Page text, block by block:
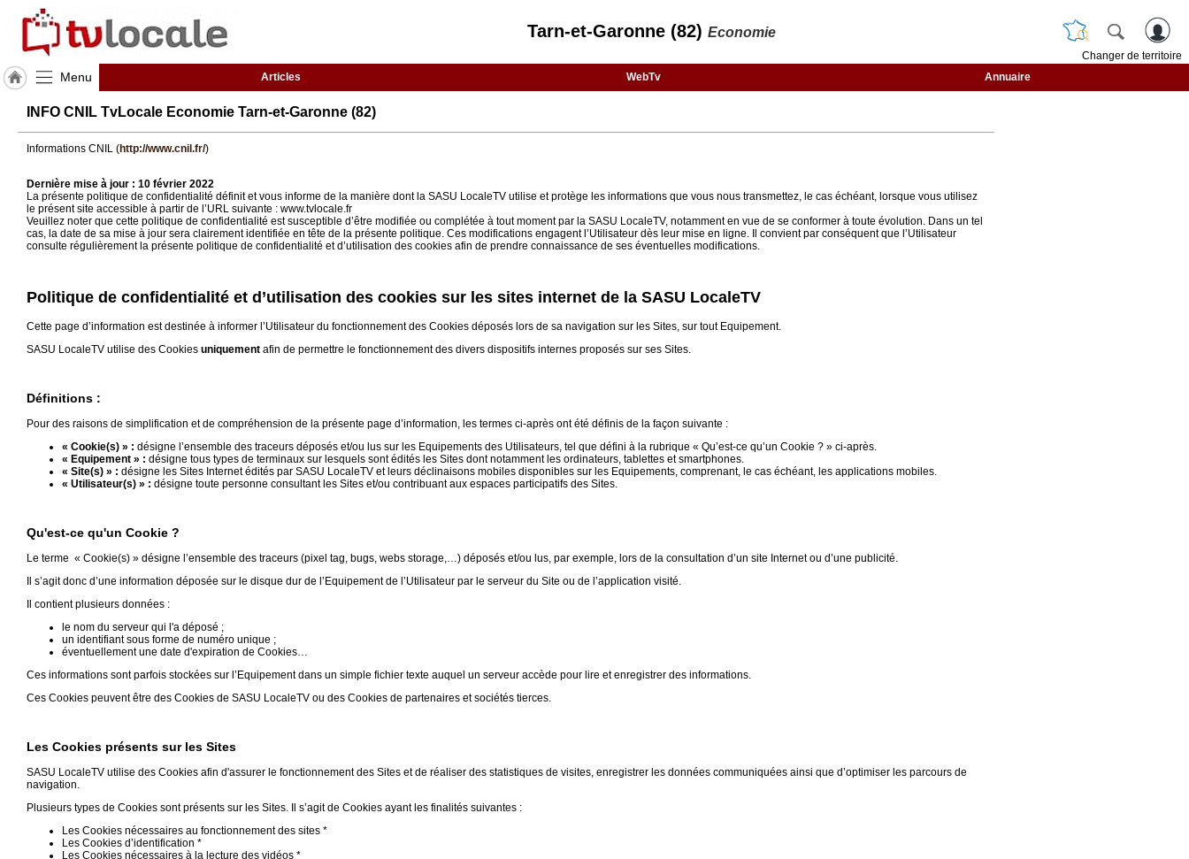
Tarn-et-Garonne (82) Economie
Changer de territoire
Menu Articles WebTv Annuaire
J'adhère
Hulcoq
Tarn-
Garonne
RUBRIQUES
Gazette
Blogs
Prémium
Inscription
annuaire
éditeur
INFO CNIL TvLocale Economie Tarn-et-Garonne (82)
Informations CNIL (http://www.cnil.fr/)
Dernière mise à jour : 10 février 2022
La présente politique de confidentialité définit et vous informe de la manière dont la SASU LocaleTV utilise et protège les informations que vous nous transmettez, le cas échéant, lorsque vous utilisez
le présent site accessible à partir de l’URL suivante : www.tvlocale.fr
Veuillez noter que cette politique de confidentialité est susceptible d’être modifiée ou complétée à tout moment par la SASU LocaleTV, notamment en vue de se conformer à toute évolution. Dans un tel
cas, la date de sa mise à jour sera clairement identifiée en tête de la présente politique. Ces modifications engagent l’Utilisateur dès leur mise en ligne. Il convient par conséquent que l’Utilisateur
consulte régulièrement la présente politique de confidentialité et d’utilisation des cookies afin de prendre connaissance de ses éventuelles modifications.
Politique de confidentialité et d’utilisation des cookies sur les sites internet de la SASU LocaleTV
Cette page d’information est destinée à informer l’Utilisateur du fonctionnement des Cookies déposés lors de sa navigation sur les Sites, sur tout Equipement.
SASU LocaleTV utilise des Cookies uniquement afin de permettre le fonctionnement des divers dispositifs internes proposés sur ses Sites.
Définitions :
Pour des raisons de simplification et de compréhension de la présente page d’information, les termes ci-après ont été définis de la façon suivante :
« Cookie(s) » : désigne l’ensemble des traceurs déposés et/ou lus sur les Equipements des Utilisateurs, tel que défini à la rubrique « Qu’est-ce qu’un Cookie ? » ci-après.
« Equipement » : désigne tous types de terminaux sur lesquels sont édités les Sites dont notamment les ordinateurs, tablettes et smartphones.
« Site(s) » : désigne les Sites Internet édités par SASU LocaleTV et leurs déclinaisons mobiles disponibles sur les Equipements, comprenant, le cas échéant, les applications mobiles.
« Utilisateur(s) » : désigne toute personne consultant les Sites et/ou contribuant aux espaces participatifs des Sites.
Qu'est-ce qu'un Cookie ?
Le terme « Cookie(s) » désigne l’ensemble des traceurs (pixel tag, bugs, webs storage,…) déposés et/ou lus, par exemple, lors de la consultation d’un site Internet ou d’une publicité.
Il s’agit donc d’une information déposée sur le disque dur de l’Equipement de l’Utilisateur par le serveur du Site ou de l’application visité.
Il contient plusieurs données :
le nom du serveur qui l'a déposé ;
un identifiant sous forme de numéro unique ;
éventuellement une date d'expiration de Cookies…
Ces informations sont parfois stockées sur l’Equipement dans un simple fichier texte auquel un serveur accède pour lire et enregistrer des informations.
Ces Cookies peuvent être des Cookies de SASU LocaleTV ou des Cookies de partenaires et sociétés tierces.
Les Cookies présents sur les Sites
SASU LocaleTV utilise des Cookies afin d'assurer le fonctionnement des Sites et de réaliser des statistiques de visites, enregistrer les données communiquées ainsi que d’optimiser les parcours de
navigation.
Plusieurs types de Cookies sont présents sur les Sites. Il s’agit de Cookies ayant les finalités suivantes :
Les Cookies nécessaires au fonctionnement des sites *
Les Cookies d’identification *
Les Cookies nécessaires à la lecture des vidéos *